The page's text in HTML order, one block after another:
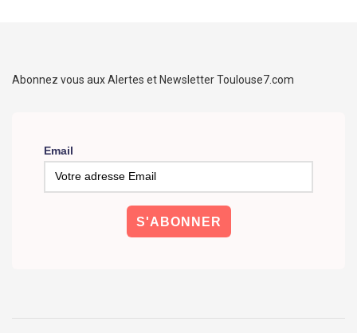
Abonnez vous aux Alertes et Newsletter Toulouse7.com
Email